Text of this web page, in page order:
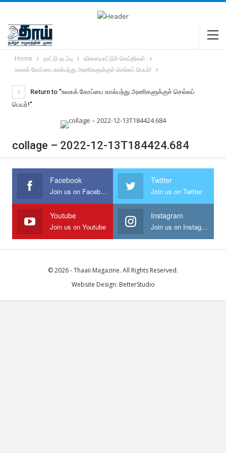
Home நாட்டு நடப்பு
விளையாட்டுச் செய்திகள்
உலகக் கோப்பை கால்பந்து அணிகளுக்குச் செல்லப் பெயர்!
Return to "உலகக் கோப்பை கால்பந்து அணிகளுக்குச் செல்லப்
பெயர்!"
collage – 2022-12-13T184424.684
Facebook
Join us on Facebook
Twitter
Join us on Twitter
Youtube
Join us on Youtube
Instagram
Join us on Instagram
© 2026 - Thaaii Magazine. All Rights Reserved.
Website Design: BetterStudio